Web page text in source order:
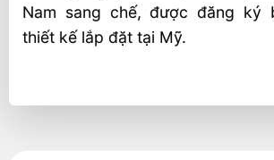
Nam sang chế, được đăng ký
thiết kế lắp đặt tại Mỹ.